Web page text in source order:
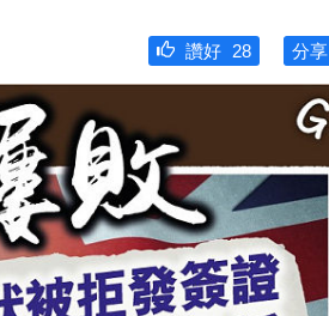
分享
讚好 28